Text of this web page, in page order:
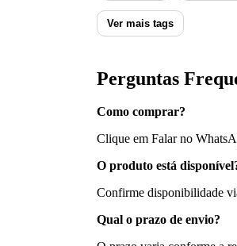
Ver mais tags
Perguntas
Como comprar?
Clique em Falar no
O produto está
Confirme disponibilidade
Qual o prazo de envio?